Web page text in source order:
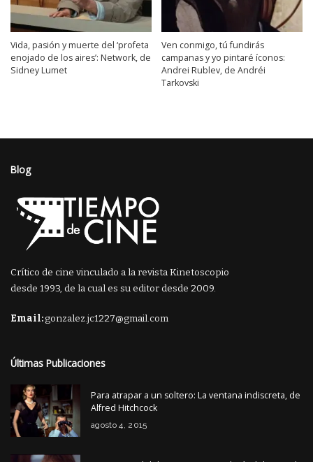
Vida, pasión y muerte del ‘profeta
enojado de los aires’: Network, de
Sidney Lumet
Ven conmigo, tú fundirás
campanas y yo pintaré íconos:
Andrei Rublev, de Andréi
Tarkovski
Blog
Crítico de cine vinculado a la revista Kinetoscopio
desde 1993, de la cual es su editor desde 2009.
Email:gonzalez.jc1227@gmail.com
Últimas Publicaciones
Para atrapar a un soltero: La ventana indiscreta, de
Alfred Hitchcock
agosto 4, 2015